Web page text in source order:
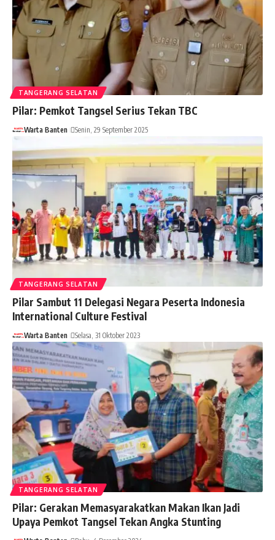
TANGERANG SELATAN
Pilar: Pemkot Tangsel Serius Tekan TBC
Warta Banten Senin, 29 September 2025
TANGERANG SELATAN
Pilar Sambut 11 Delegasi Negara Peserta Indonesia
International Culture Festival
Warta Banten Selasa, 31 Oktober 2023
TANGERANG SELATAN
Pilar: Gerakan Memasyarakatkan Makan Ikan Jadi
Upaya Pemkot Tangsel Tekan Angka Stunting